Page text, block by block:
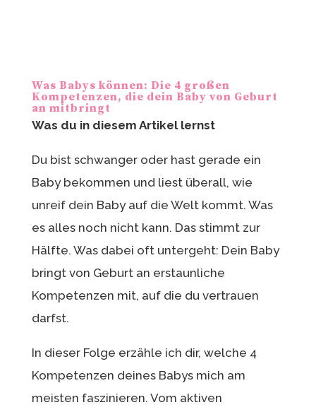
Was Babys können: Die 4 großen
Kompetenzen, die dein Baby von Geburt
an mitbringt
Was du in diesem Artikel lernst
Du bist schwanger oder hast gerade ein
Baby bekommen und liest überall, wie
unreif dein Baby auf die Welt kommt. Was
es alles noch nicht kann. Das stimmt zur
Hälfte. Was dabei oft untergeht: Dein Baby
bringt von Geburt an erstaunliche
Kompetenzen mit, auf die du vertrauen
darfst.
In dieser Folge erzähle ich dir, welche 4
Kompetenzen deines Babys mich am
meisten faszinieren. Vom aktiven